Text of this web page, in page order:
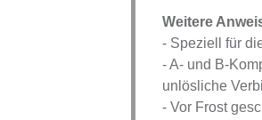
Weitere
- Speziell für
- A- und B-
unlösliche
- Vor Frost